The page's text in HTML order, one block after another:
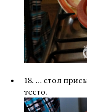
18. … стол
тесто.